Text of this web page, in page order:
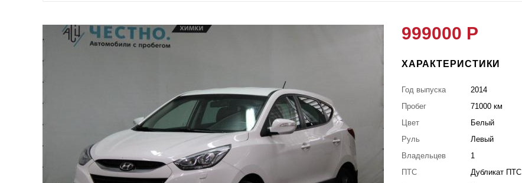
999000 Р
ХАРАКТЕРИСТИКИ
Год выпуска
2014
Пробег
71000 км
Цвет
Белый
Руль
Левый
Владельцев
1
ПТС
Дубликат ПТС